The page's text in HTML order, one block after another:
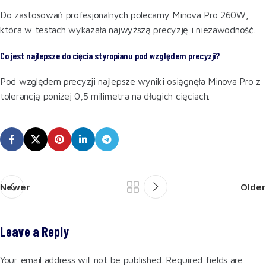
Do zastosowań profesjonalnych polecamy Minova Pro 260W,
która w testach wykazała najwyższą precyzję i niezawodność.
Co jest najlepsze do cięcia styropianu pod względem precyzji?
Pod względem precyzji najlepsze wyniki osiągnęła Minova Pro z
tolerancją poniżej 0,5 milimetra na długich cięciach.
Newer Older
Leave a Reply
Your email address will not be published. Required fields are